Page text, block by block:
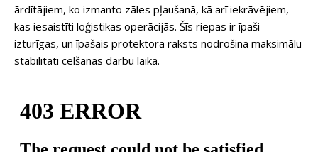
ārdītājiem, ko izmanto zāles pļaušanā, kā arī iekrāvējiem,
kas iesaistīti loģistikas operācijās. Šīs riepas ir īpaši
izturīgas, un īpašais protektora raksts nodrošina maksimālu
stabilitāti celšanas darbu laikā.